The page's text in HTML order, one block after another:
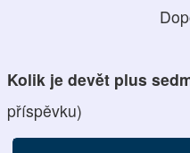
Kolik je devět plus
příspěvku)